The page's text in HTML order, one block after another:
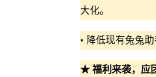
大化。
• 降低现有兔兔
★ 福利来袭，应